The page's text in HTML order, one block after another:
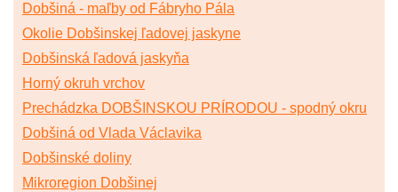
Dobšiná - maľby od Fábryho Pála
Okolie Dobšinskej ľadovej jaskyne
Dobšinská ľadová jaskyňa
Horný okruh vrchov
Prechádzka DOBŠINSKOU PRÍRODOU - spodný okru
Dobšiná od Vlada Václavika
Dobšinské doliny
Mikroregion Dobšinej